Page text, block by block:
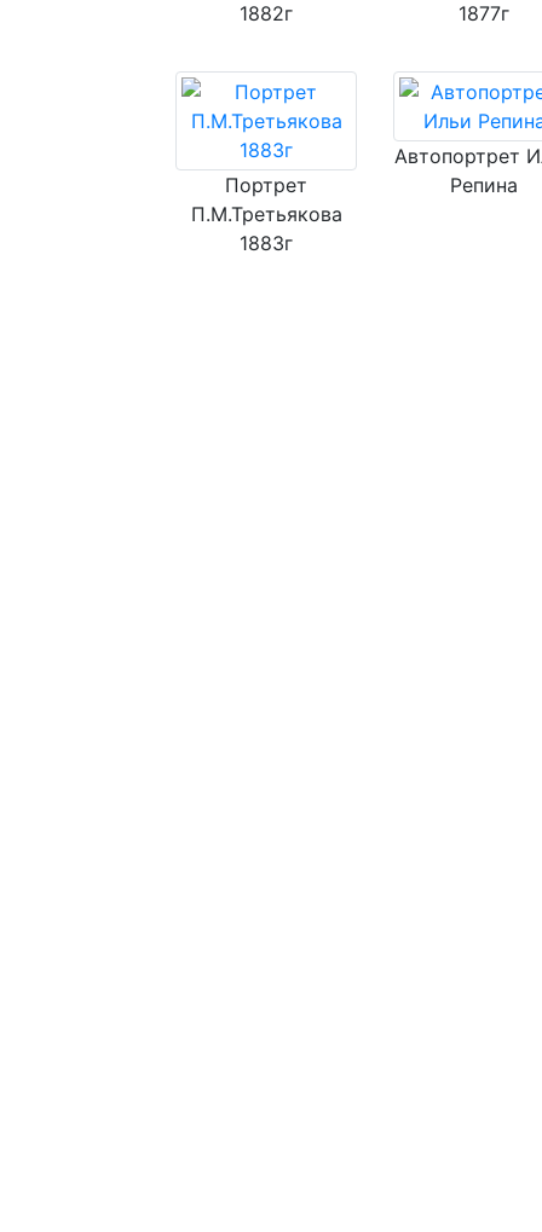
1882г
1877г
Портрет
П.М.Третьякова
1883г
Автопортрет
Репина